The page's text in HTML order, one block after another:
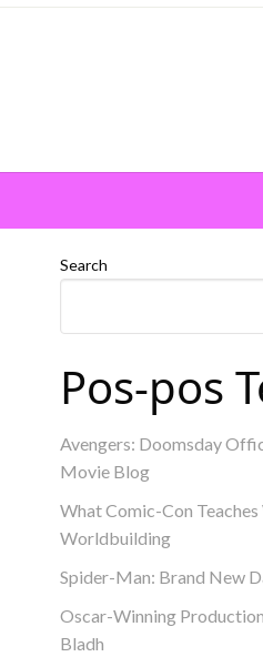
Search
Pos-pos
Avengers: Doomsday
Movie Blog
What Comic-Con
Worldbuilding
Spider-Man: Brand New
Oscar-Winning
Bladh